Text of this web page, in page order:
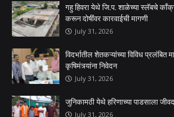
गहु हिवरा येथे जि.प. शाळेच्या स्लॅबचे
करून दोषींवर कारवाईची मागणी
July 31, 2026
विदर्भातील शेतकऱ्यांच्या विविध प्रलंबित
कृषिमंत्र्यांना निवेदन
July 31, 2026
जुनिकामठी येथे हरिणाच्या पाडसाला
July 31, 2026